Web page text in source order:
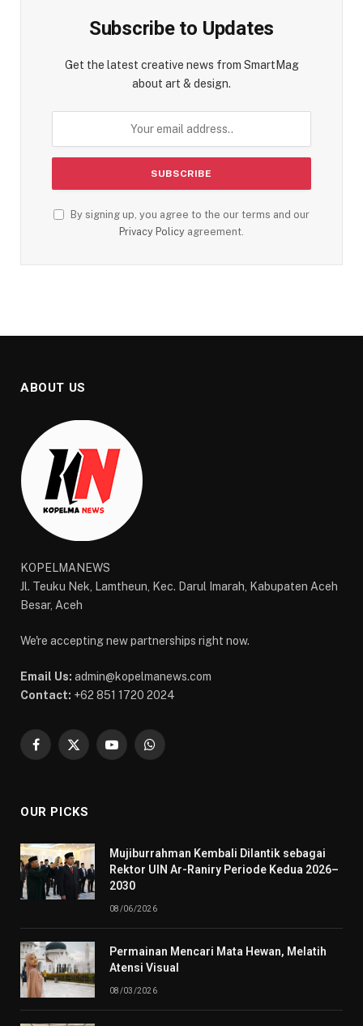
Subscribe to Updates
Get the latest creative news from SmartMag
about art & design.
By signing up, you agree to the our terms and our
Privacy Policy agreement.
ABOUT US
KOPELMANEWS
Jl. Teuku Nek, Lamtheun, Kec. Darul Imarah, Kabupaten Aceh
Besar, Aceh
We're accepting new partnerships right now.
Email Us: admin@kopelmanews.com
Contact: +62 851 1720 2024
Facebook
X
YouTubeWhatsApp
OUR PICKS
Mujiburrahman Kembali Dilantik sebagai
Rektor UIN Ar-Raniry Periode Kedua 2026–
2030
08/06/2026
Permainan Mencari Mata Hewan, Melatih
Atensi Visual
08/03/2026